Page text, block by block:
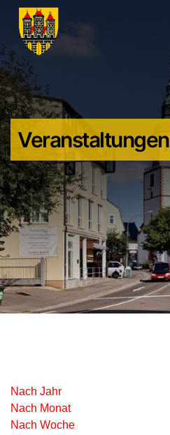
Veranstaltungen
Nach Jahr
Nach Monat
Nach Woche